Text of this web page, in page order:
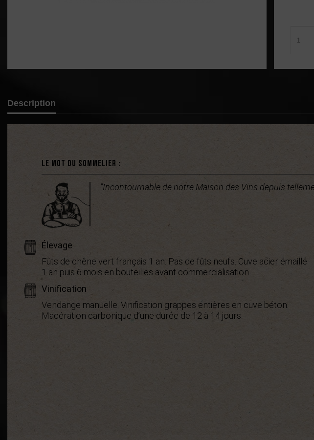
Description
Le mot du sommelier :
"Incontournable de notre Maison des Vins depuis
Élevage
Fûts de chêne vert français 1 an. Pas de fûts neufs. Cuve acier émaillé
1 an puis 6 mois en bouteilles avant commercialisation
Vinification
Vendange manuelle. Vinification grappes entières en cuve béton.
Macération carbonique d’une durée de 12 à 14 jours